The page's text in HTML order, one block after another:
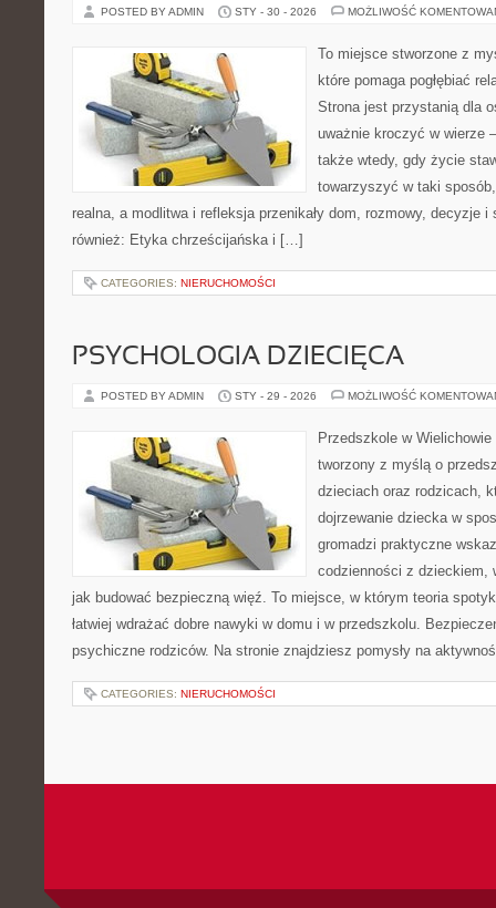
POSTED BY ADMIN STY - 30 - 2026 MOŻLIWOŚĆ
To miejsce stworzone z
które pomaga pogłębiać
Strona jest przystanią dla
uważnie kroczyć w wierze
także wtedy, gdy życie
towarzyszyć w taki
realna, a modlitwa i refleksja przenikały dom, rozmowy, decyzje
również: Etyka chrześcijańska i […]
CATEGORIES: NIERUCHOMOŚCI
PSYCHOLOGIA DZIECIĘCA
POSTED BY ADMIN STY - 29 - 2026 MOŻLIWOŚĆ
Przedszkole w
tworzony z myślą o
dzieciach oraz rodzicach,
dojrzewanie dziecka w
gromadzi praktyczne
codzienności z dzieckiem,
jak budować bezpieczną więź. To miejsce, w którym teoria
łatwiej wdrażać dobre nawyki w domu i w przedszkolu.
psychiczne rodziców. Na stronie znajdziesz pomysły na
CATEGORIES: NIERUCHOMOŚCI